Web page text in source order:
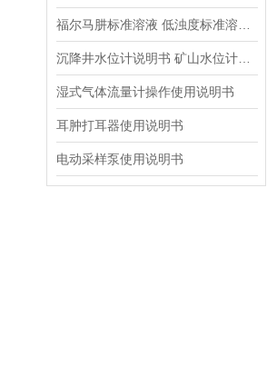
湿式气体流量计操作使用说明书
耳肿打耳器使用说明书
电动采样泵使用说明书